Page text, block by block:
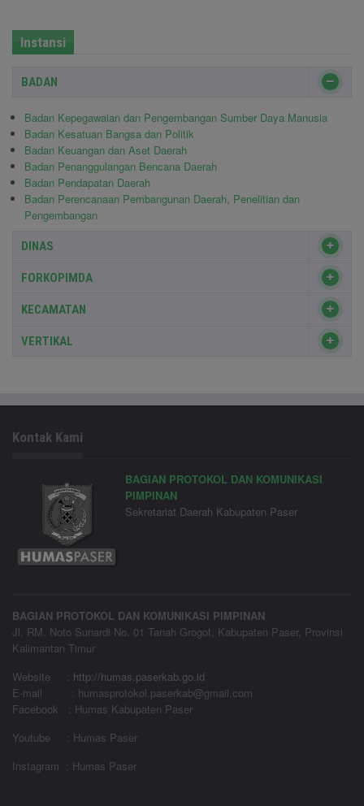
Instansi
BADAN
Badan Kepegawaian dan Pengembangan Sumber Daya Manusia
Badan Kesatuan Bangsa dan Politik
Badan Keuangan dan Aset Daerah
Badan Penanggulangan Bencana Daerah
Badan Pendapatan Daerah
Badan Perencanaan Pembangunan Daerah, Penelitian dan
Pengembangan
DINAS
FORKOPIMDA
KECAMATAN
VERTIKAL
Kontak Kami
BAGIAN PROTOKOL DAN KOMUNIKASI
PIMPINAN
Sekretariat Daerah Kabupaten Paser
BAGIAN PROTOKOL DAN KOMUNIKASI PIMPINAN
Jl. RM. Noto Sunardi No. 01 Tanah Grogot, Kabupaten Paser, Provinsi
Kalimantan Timur
Website
: http://humas.paserkab.go.id
E-mail : humasprotokol.paserkab@gmail.com
Facebook : Humas Kabupaten Paser
Youtube : Humas Paser
Instagram : Humas Paser